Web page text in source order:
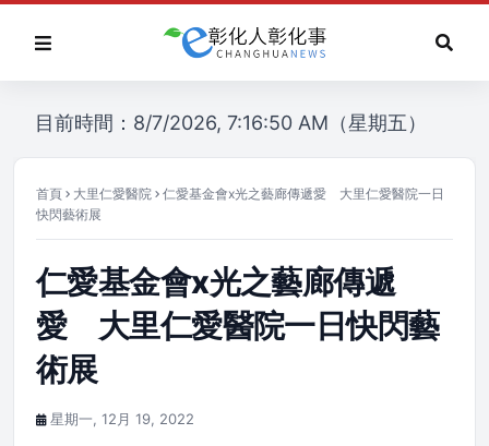
目前時間：8/7/2026, 7:16:50 AM（星期五）
首頁 大里仁愛醫院
仁愛基金會x光之藝廊傳遞愛 大里仁愛醫院一日
快閃藝術展
仁愛基金會x光之藝廊傳遞
愛 大里仁愛醫院一日快閃藝
術展
星期一, 12月 19, 2022